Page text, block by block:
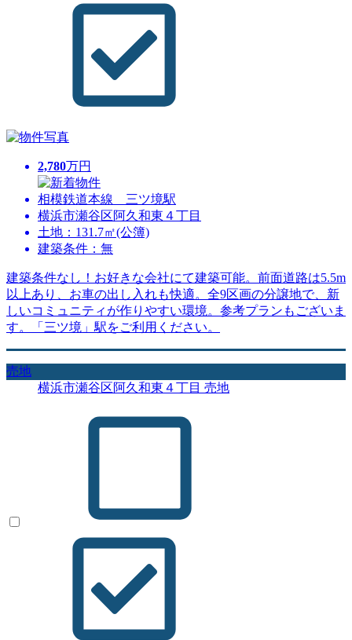
2,780万円
相模鉄道本線 三ツ境駅
横浜市瀬谷区阿久和東４丁目
土地：131.7㎡(公簿)
建築条件：無
建築条件なし！お好きな会社にて建築可能。前面道路は5.5m
以上あり、お車の出し入れも快適。全9区画の分譲地で、新
しいコミュニティが作りやすい環境。参考プランもございま
す。「三ツ境」駅をご利用ください。
売地
横浜市瀬谷区阿久和東４丁目 売地